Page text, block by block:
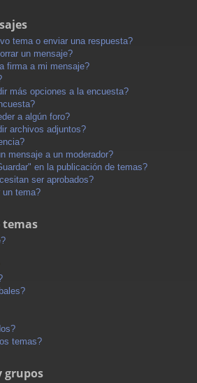
tema o enviar una respuesta?
un mensaje?
firma a mi mensaje?
más opciones a la encuesta?
a algún foro?
archivos adjuntos?
mensaje a un moderador?
en la publicación de temas?
ser aprobados?
un tema?
temas
temas?
grupos